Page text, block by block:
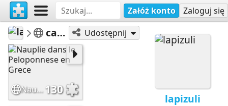
Załóż konto Zaloguj się
lapizuli
lapizuli
casas-calles-fachadas Udostępnij
Nauplie dans le Peloponnese en Grece 130